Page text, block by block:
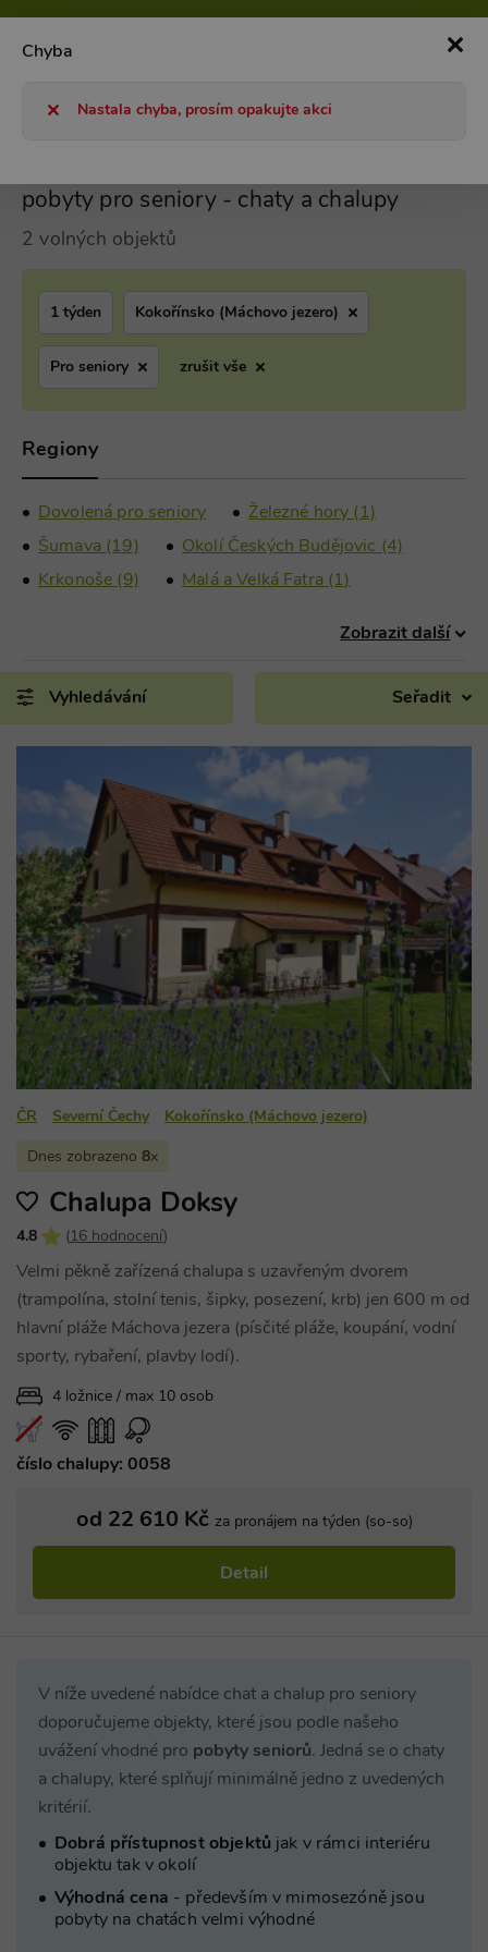
pobyty pro seniory - chaty a chalupy
2 volných objektů
1 týden Kokořínsko (Máchovo jezero)
Pro seniory zrušit vše
Regiony
Dovolená pro seniory
Železné hory (1)
Šumava (19)
Okolí Českých Budějovic (4)
Krkonoše (9)
Malá a Velká Fatra (1)
Zobrazit další
Vyhledávání Seřadit
ČR Severní Čechy Kokořínsko (Máchovo jezero)
Dnes zobrazeno 8x
Chalupa Doksy
4.8 (16 hodnocení )
Velmi pěkně zařízená chalupa s uzavřeným dvorem
(trampolína, stolní tenis, šipky, posezení, krb) jen 600 m od
hlavní pláže Máchova jezera (písčité pláže, koupání, vodní
sporty, rybaření, plavby lodí).
4 ložnice / max 10 osob
číslo chalupy: 0058
od 22 610 Kč za pronájem na týden (so-so)
Detail
V níže uvedené nabídce chat a chalup pro seniory
doporučujeme objekty, které jsou podle našeho
uvážení vhodné pro pobyty seniorů. Jedná se o chaty
a chalupy, které splňují minimálně jedno z uvedených
kritérií.
Dobrá přístupnost objektů jak v rámci interiéru
objektu tak v okolí
Výhodná cena - především v mimosezóně jsou
pobyty na chatách velmi výhodné
Chyba
Nastala chyba, prosím opakujte akci